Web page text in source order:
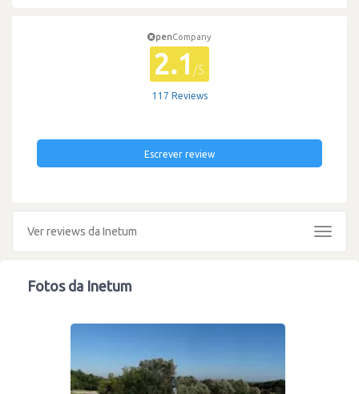
penCompany
2.1 /5
117 Reviews
Escrever review
Ver reviews da Inetum
Toggle
Fotos da Inetum